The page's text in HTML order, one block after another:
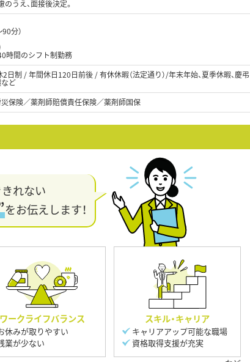
うえ、面接後決定。
分）
時間のシフト制勤務
制 / 年間休日120日前後 / 有休休暇（法定通り）/年末年始、夏季休暇、慶弔
など
保険／薬剤師賠償責任保険／薬剤師国保
れない
をお伝えします！
ワークライフバランス
休みが取りやすい
業が少ない
スキル・キャリア
キャリアアップ可能な職場
資格取得支援が充実